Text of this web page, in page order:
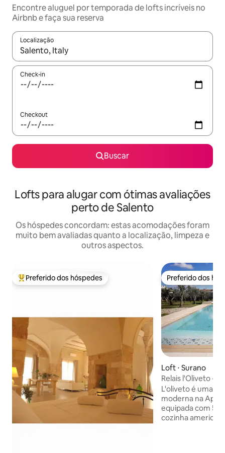
Encontre aluguel por temporada de lofts incríveis no
Airbnb e faça sua reserva
Localização
Quando os resultados estiverem disponíveis, explore-os
Check-in
Checkout
Buscar
Lofts para alugar com ótimas avaliações
perto de Salento
Os hóspedes concordam: estas acomodações foram
muito bem avaliadas quanto a localização, limpeza e
outros aspectos.
Entre os melhores preferidos dos hóspedes
Preferido dos hóspedes Preferido dos
Preferido dos
Loft ⋅ Surano
Relais l'Oliveto -
e Wi-Fi
L'oliveto é uma
moderna na
equipada com 5
cozinha